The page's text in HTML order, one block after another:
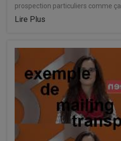
prospection particuliers comme ça.
Lire Plus